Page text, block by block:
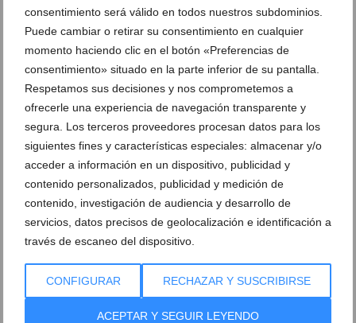
consentimiento será válido en todos nuestros subdominios.
Puede cambiar o retirar su consentimiento en cualquier
momento haciendo clic en el botón «Preferencias de
consentimiento» situado en la parte inferior de su pantalla.
Respetamos sus decisiones y nos comprometemos a
ofrecerle una experiencia de navegación transparente y
segura. Los terceros proveedores procesan datos para los
siguientes fines y características especiales: almacenar y/o
acceder a información en un dispositivo, publicidad y
contenido personalizados, publicidad y medición de
contenido, investigación de audiencia y desarrollo de
servicios, datos precisos de geolocalización e identificación a
través de escaneo del dispositivo.
CONFIGURAR RECHAZAR Y SUSCRIBIRSE
ACEPTAR Y SEGUIR LEYENDO
Ver promociones
Newsletter